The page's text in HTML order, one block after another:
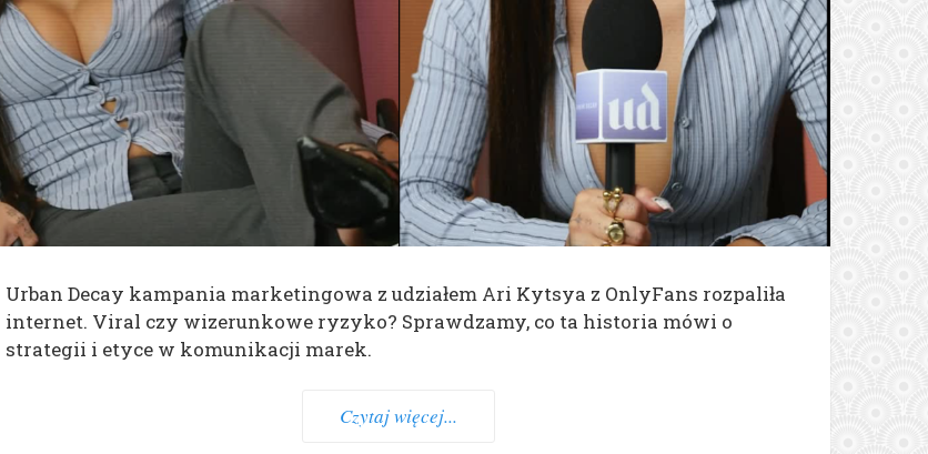
Urban Decay kampania marketingowa z udziałem Ari Kytsya z OnlyFans rozpaliła
internet. Viral czy wizerunkowe ryzyko? Sprawdzamy, co ta historia mówi o
strategii i etyce w komunikacji marek.
Czytaj więcej...